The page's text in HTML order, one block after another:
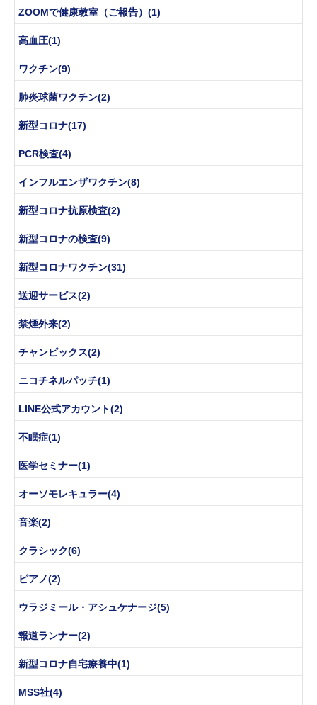
ZOOMで健康教室（ご報告）(1)
高血圧(1)
ワクチン(9)
肺炎球菌ワクチン(2)
新型コロナ(17)
PCR検査(4)
インフルエンザワクチン(8)
新型コロナ抗原検査(2)
新型コロナの検査(9)
新型コロナワクチン(31)
送迎サービス(2)
禁煙外来(2)
チャンピックス(2)
ニコチネルパッチ(1)
LINE公式アカウント(2)
不眠症(1)
医学セミナー(1)
オーソモレキュラー(4)
音楽(2)
クラシック(6)
ピアノ(2)
ウラジミール・アシュケナージ(5)
報道ランナー(2)
新型コロナ自宅療養中(1)
MSS社(4)